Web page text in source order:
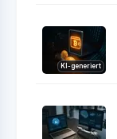
KI-generiert